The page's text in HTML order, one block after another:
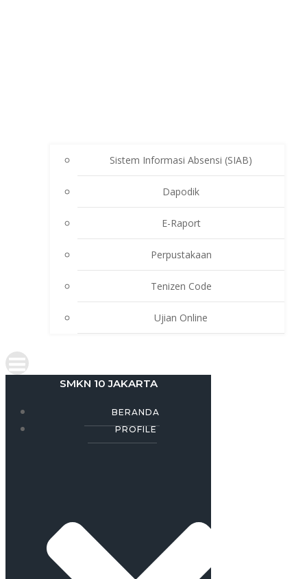
Sistem Informasi Absensi (SIAB)
Dapodik
E-Raport
Perpustakaan
Tenizen Code
Ujian Online
SMKN 10 JAKARTA
BERANDA
PROFILE